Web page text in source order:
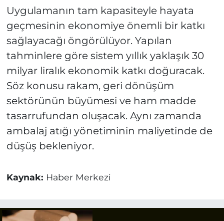
Uygulamanın tam kapasiteyle hayata
geçmesinin ekonomiye önemli bir katkı
sağlayacağı öngörülüyor. Yapılan
tahminlere göre sistem yıllık yaklaşık 30
milyar liralık ekonomik katkı doğuracak.
Söz konusu rakam, geri dönüşüm
sektörünün büyümesi ve ham madde
tasarrufundan oluşacak. Aynı zamanda
ambalaj atığı yönetiminin maliyetinde de
düşüş bekleniyor.
Kaynak: Haber Merkezi